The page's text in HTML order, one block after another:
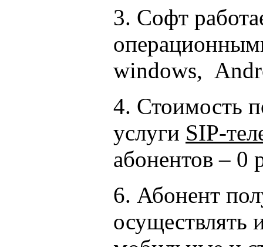
3. Софт
windows,
4. Стоимость
услуги SIP-
абонентов – 0
6. Абонент
осуществлять